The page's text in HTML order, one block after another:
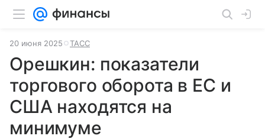
20 июня 2025 ТАСС
Орешкин: показатели
торгового оборота в ЕС и
США находятся на
минимуме